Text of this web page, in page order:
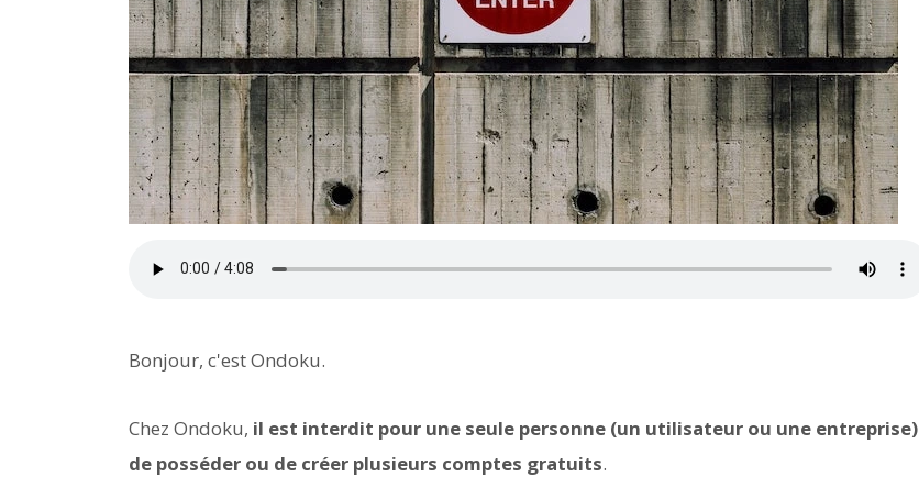
Bonjour, c'est Ondoku.
Chez Ondoku, il est interdit pour une seule personne (un utilisateur ou une entreprise)
de posséder ou de créer plusieurs comptes gratuits.